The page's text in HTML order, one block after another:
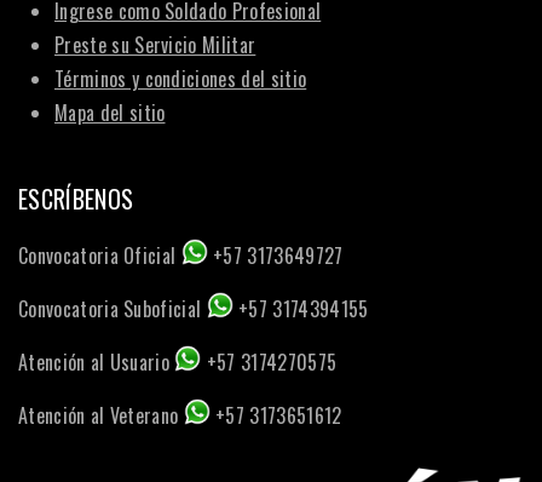
Ingrese como Soldado Profesional
Preste su Servicio Militar
Términos y condiciones del sitio
Mapa del sitio
ESCRÍBENOS
Convocatoria Oficial
+57 3173649727
Convocatoria Suboficial
+57 3174394155
Atención al Usuario
+57 3174270575
Atención al Veterano
+57 3173651612